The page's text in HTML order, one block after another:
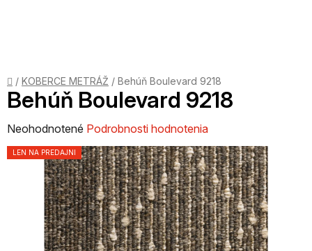
Domov
/ KOBERCE METRÁŽ / Behúň Boulevard 9218
Behúň Boulevard 9218
Priemerné
hodnotenie
produktu
Neohodnotené Podrobnosti hodnotenia
LEN NA PREDAJNI